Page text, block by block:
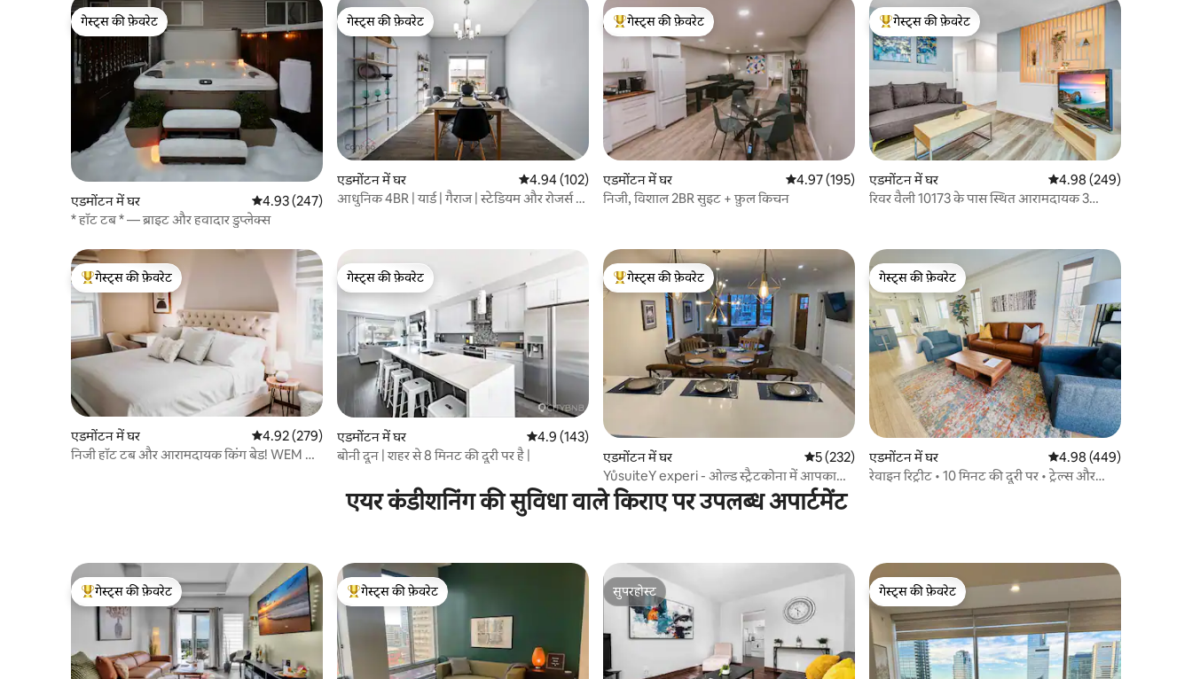
गेस्ट्स की फ़ेवरेट
गेस्ट्स की फ़ेवरेट
एडमोंटन में घर औसत रेटिंग 5 में से 4.93, 247 समीक्षाएँ
4.93 (247)
* हॉट टब * — ब्राइट और हवादार डुप्लेक्स
गेस्ट्स की फ़ेवरेट
गेस्ट्स की फ़ेवरेट
एडमोंटन में घर औसत रेटिंग 5 में से 4.94, 102 समीक्षाएँ
4.94 (102)
आधुनिक 4BR | यार्ड | गैराज | स्टेडियम और रोजर्स के
गेस्ट्स का टॉप फ़ेवरेट
गेस्ट्स की फ़ेवरेट
एडमोंटन में घर औसत रेटिंग 5 में से 4.97, 195 समीक्षाएँ
4.97 (195)
निजी, विशाल 2BR सुइट + फ़ुल किचन
गेस्ट्स का टॉप फ़ेवरेट
गेस्ट्स की फ़ेवरेट
एडमोंटन में घर औसत रेटिंग 5 में से 4.98,
4.98 (249)
रिवर वैली 10173 के पास स्थित आरामदायक 3
गेस्ट्स का टॉप फ़ेवरेट
गेस्ट्स की फ़ेवरेट
एडमोंटन में घर औसत रेटिंग 5 में से 4.92, 279 समीक्षाएँ
4.92 (279)
निजी हॉट टब और आरामदायक किंग बेड! WEM के
गेस्ट्स की फ़ेवरेट
गेस्ट्स की फ़ेवरेट
एडमोंटन में घर औसत रेटिंग 5 में से 4.9, 143 समीक्षाएँ
4.9 (143)
बोनी दून | शहर से 8 मिनट की दूरी पर है |
गेस्ट्स का टॉप फ़ेवरेट
गेस्ट्स की फ़ेवरेट
एडमोंटन में घर औसत रेटिंग 5 में से 5, 232 समीक्षाएँ
5 (232)
YůsuiteY experi - ओल्ड स्ट्रैटकोना में आपका
घर!
गेस्ट्स की फ़ेवरेट
गेस्ट्स की फ़ेवरेट
एडमोंटन में घर औसत रेटिंग 5 में से 4.98,
4.98 (449)
रेवाइन रिट्रीट • 10 मिनट की दूरी पर • ट्रेल्स और
एयर कंडीशनिंग की सुविधा वाले किराए पर उपलब्ध अपार्टमेंट
गेस्ट्स का टॉप फ़ेवरेट
गेस्ट्स की फ़ेवरेट
गेस्ट्स का टॉप फ़ेवरेट
गेस्ट्स की फ़ेवरेट
सुपरहोस्ट
सुपरहोस्ट
गेस्ट्स की फ़ेवरेट
गेस्ट्स की फ़ेवरेट